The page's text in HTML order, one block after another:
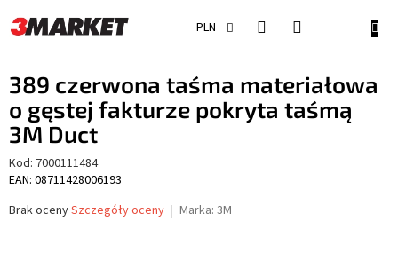
do
treści
PLN
389 czerwona taśma materiałowa
o gęstej fakturze pokryta taśmą
3M Duct
Kod: 7000111484
EAN: 08711428006193
Średnia
Brak ocenySzczegóły oceny Marka: 3M